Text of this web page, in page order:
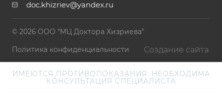
doc.khizriev@yandex.ru
© 2026 ООО "МЦ Доктора Хизриева"
Политика конфиденциальности Создание сайта
ИМЕЮТСЯ ПРОТИВОПОКАЗАНИЯ. НЕОБХОДИМА
КОНСУЛЬТАЦИЯ СПЕЦИАЛИСТА